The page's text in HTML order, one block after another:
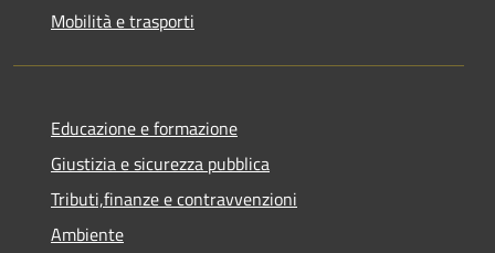
Mobilità e trasporti
Educazione e formazione
Giustizia e sicurezza pubblica
Tributi,finanze e contravvenzioni
Ambiente